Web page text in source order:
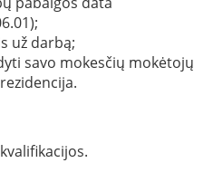
už darbą;
savo mokesčių mokėtojų